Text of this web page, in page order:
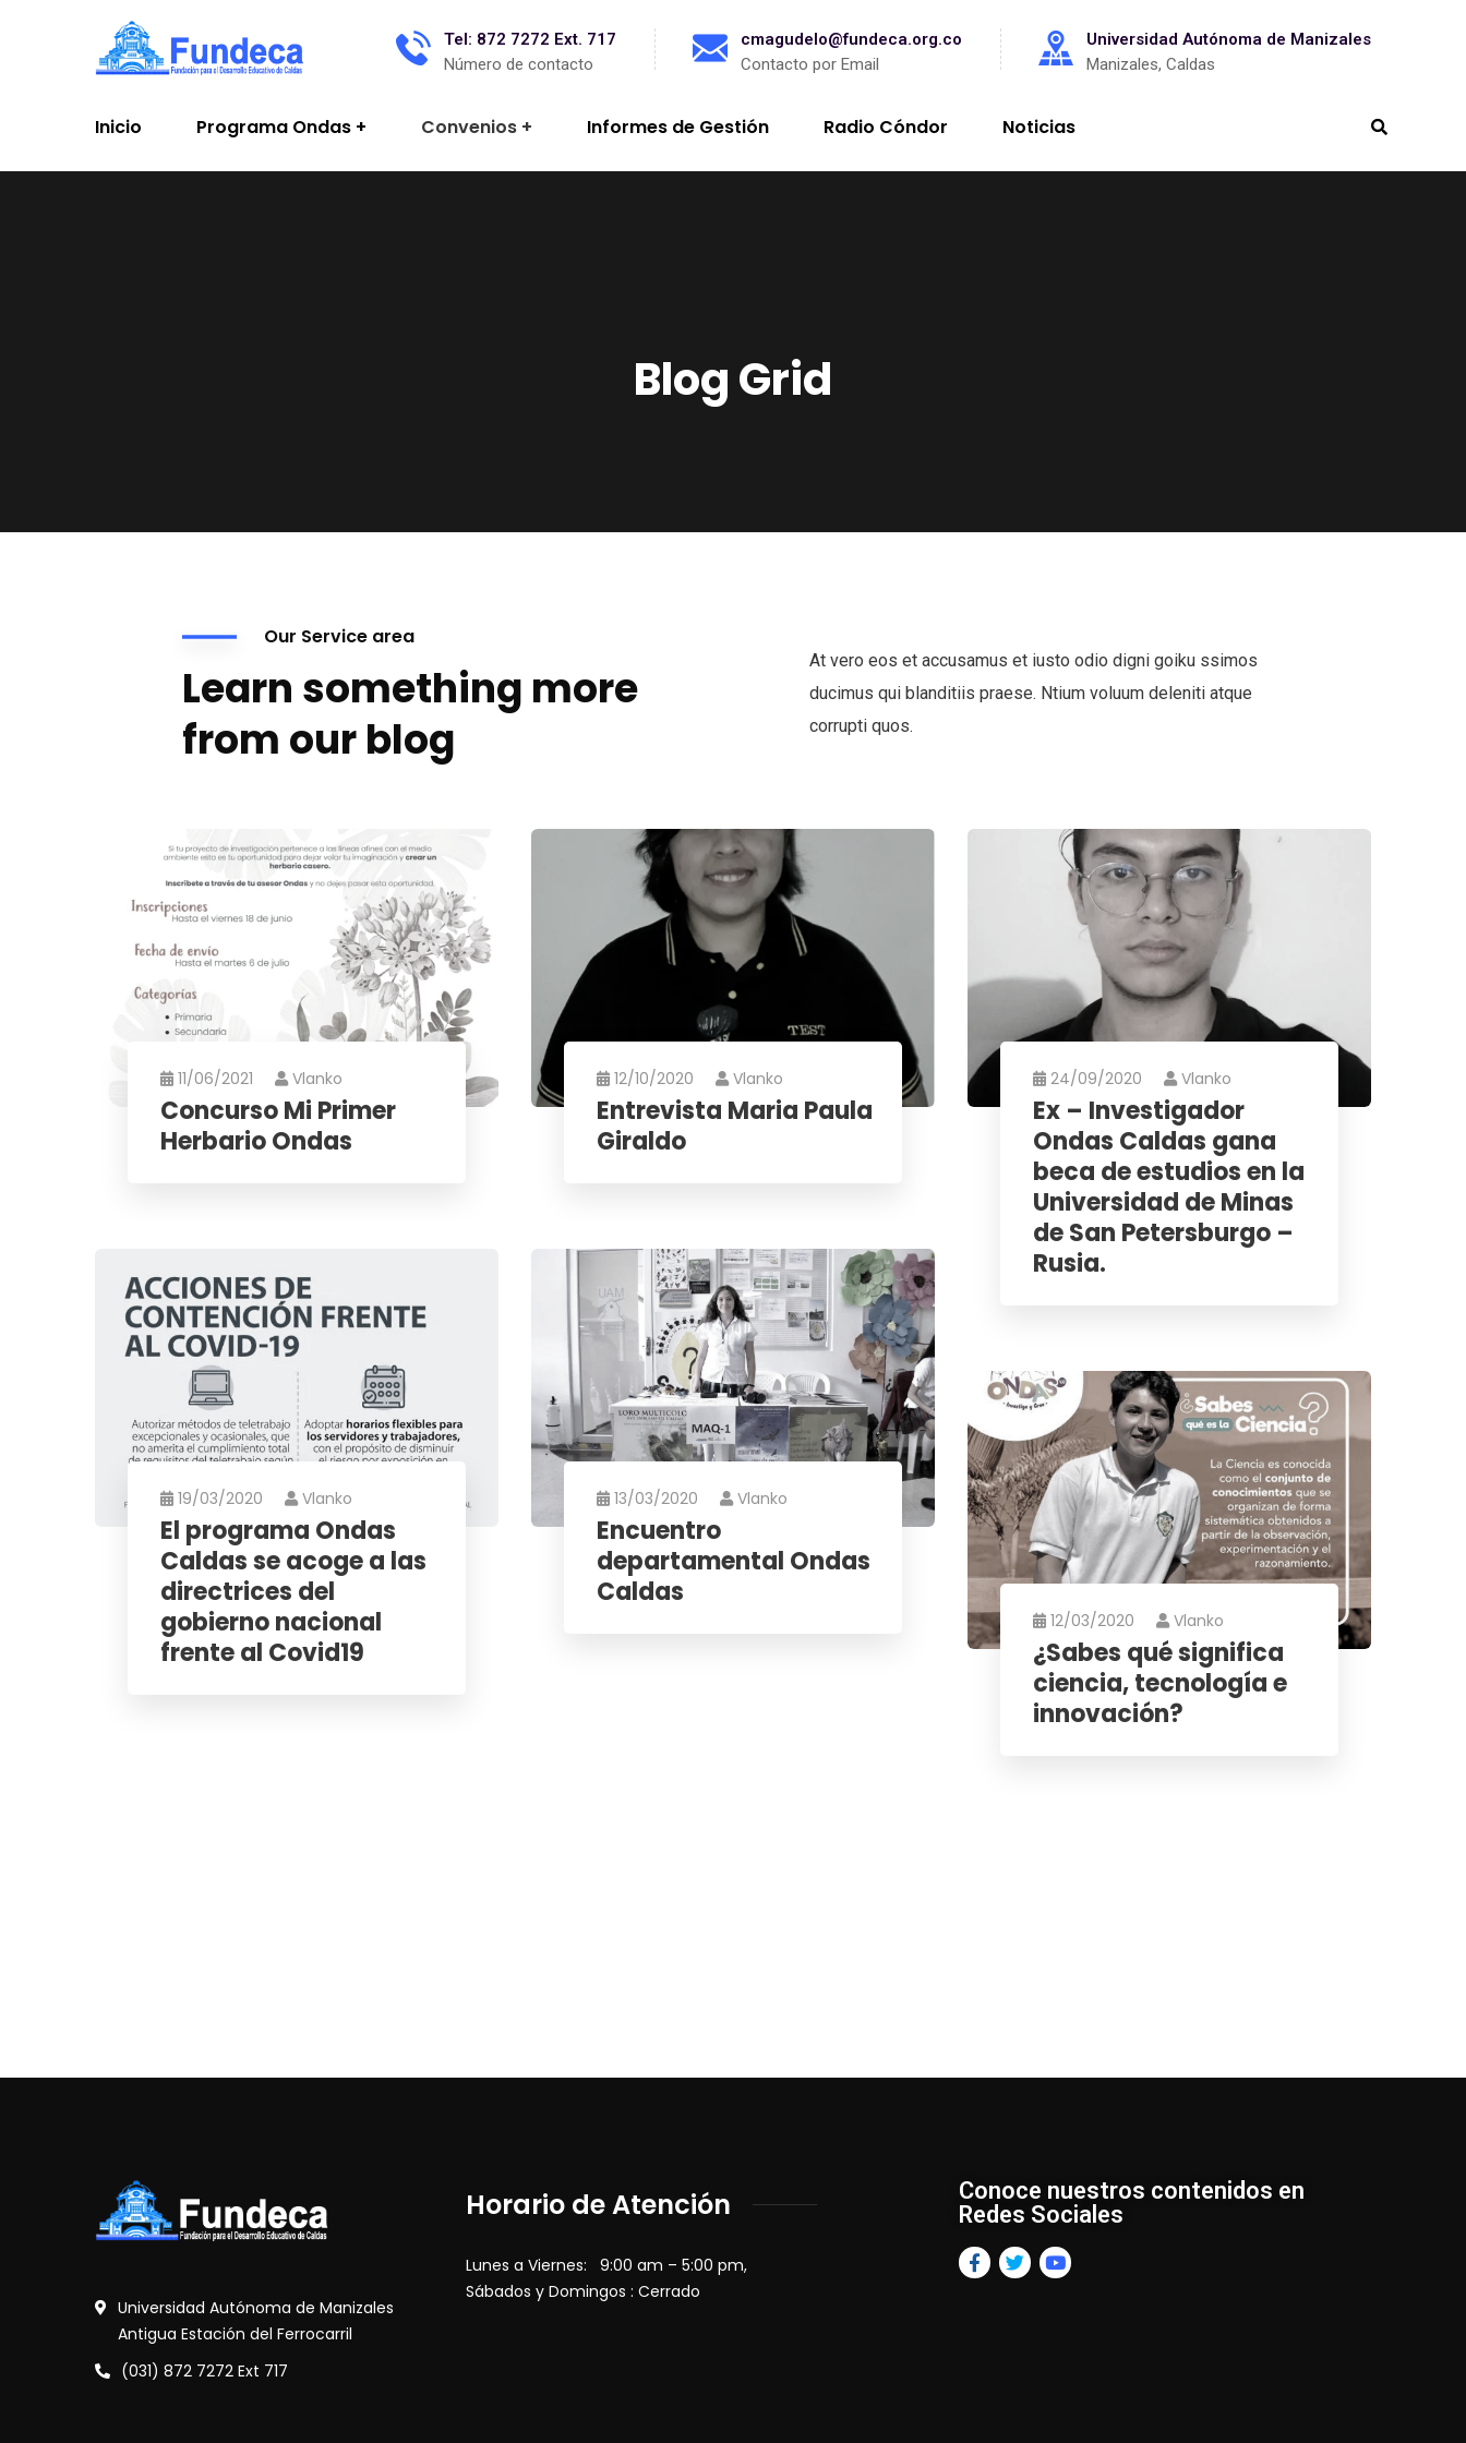
Tel: 872 7272 Ext. 717
Número de contacto
cmagudelo@fundeca.org.co
Contacto por Email
Universidad Autónoma de Manizales
Manizales, Caldas
Inicio Programa Ondas Convenios Informes de Gestión Radio Cóndor Noticias
Blog Grid
Our Service area
Learn something more
from our blog
At vero eos et accusamus et iusto odio digni goiku ssimos
ducimus qui blanditiis praese. Ntium voluum deleniti atque
corrupti quos.
11/06/2021 Vlanko
Concurso Mi Primer
Herbario Ondas
12/10/2020 Vlanko
Entrevista Maria Paula
Giraldo
24/09/2020 Vlanko
Ex – Investigador
Ondas Caldas gana
beca de estudios en la
Universidad de Minas
de San Petersburgo –
Rusia.
19/03/2020 Vlanko
El programa Ondas
Caldas se acoge a las
directrices del
gobierno nacional
frente al Covid19
13/03/2020 Vlanko
Encuentro
departamental Ondas
Caldas
12/03/2020 Vlanko
¿Sabes qué significa
ciencia, tecnología e
innovación?
Universidad Autónoma de Manizales
Antigua Estación del Ferrocarril
(031) 872 7272 Ext 717
Horario de Atención
Lunes a Viernes: 9:00 am – 5:00 pm,
Sábados y Domingos : Cerrado
Conoce nuestros contenidos en
Redes Sociales